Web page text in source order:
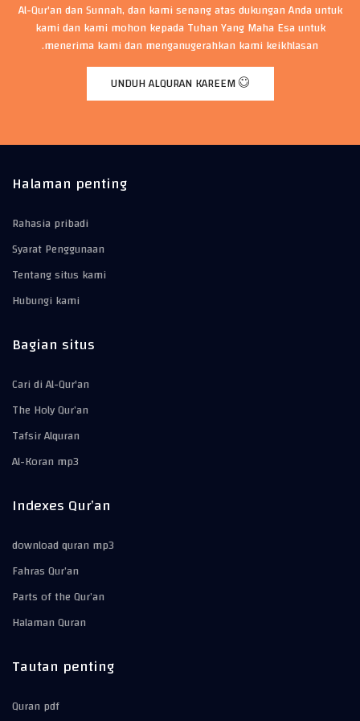
Al-Qur'an dan Sunnah, dan kami senang atas dukungan Anda untuk
kami dan kami mohon kepada Tuhan Yang Maha Esa untuk
menerima kami dan menganugerahkan kami keikhlasan.
UNDUH ALQURAN KAREEM
Halaman penting
Rahasia pribadi
Syarat Penggunaan
Tentang situs kami
Hubungi kami
Bagian situs
Cari di Al-Qur'an
The Holy Qur’an
Tafsir Alquran
Al-Koran mp3
Indexes Qur’an
download quran mp3
Fahras Qur’an
Parts of the Qur’an
Halaman Quran
Tautan penting
Quran pdf